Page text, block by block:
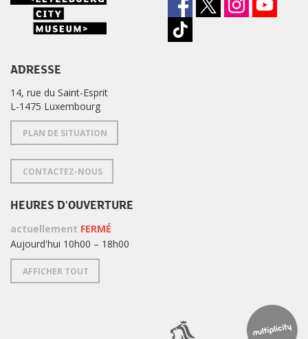
ADRESSE
14, rue du Saint-Esprit
L-1475 Luxembourg
PLAN DE SITUATION
CONTACTEZ-NOUS
HEURES D'OUVERTURE
actuellement FERMÉ
Aujourd'hui 10h00 – 18h00
AFFICHER TOUT